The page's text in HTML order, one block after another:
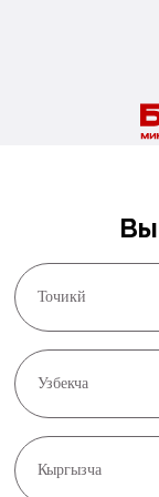
Точикй
Узбекча
Кыргызча